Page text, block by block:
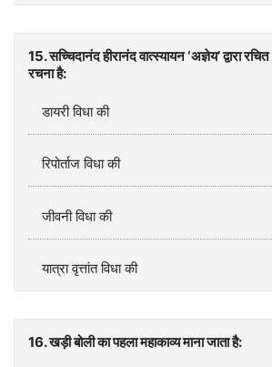
15. सच्चिदानंद हीरानंद वात्स्यायन ‘अज्ञेय’ द्वारा
रचना है:
डायरी विधा की
रिपोर्ताज विधा की
जीवनी विधा की
यात्रा वृत्तांत विधा की
16. खड़ी बोली का पहला महाकाव्य माना जाता है: